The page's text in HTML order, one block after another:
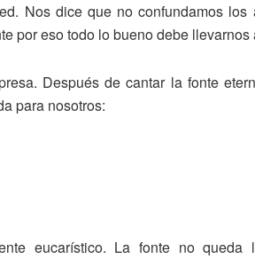
Nos dice que no confundamos los
por eso todo lo bueno debe llevarnos
Después de cantar la fonte
para nosotros:
eucarístico. La fonte no queda